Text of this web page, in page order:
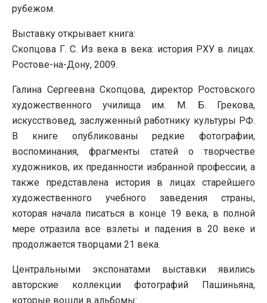
рубежом.
Выставку открывает книга:
Скопцова Г. С. Из века в века: история РХУ в лицах.
Ростове-на-Дону, 2009.
Галина Сергеевна Скопцова, директор Ростовского
художественного училища им. М. Б. Грекова,
искусствовед, заслуженный работнику культуры РФ.
В книге опубликованы редкие фотографии,
воспоминания, фрагменты статей о творчестве
художников, их преданности избранной профессии, а
также представлена история в лицах старейшего
художественного учебного заведения страны,
которая начала писаться в конце 19 века, в полной
мере отразила все взлеты и падения в 20 веке и
продолжается творцами 21 века.
Центральными экспонатами выставки явились
авторские коллекции фотографий Пашиньяна,
которые вошли в альбомы: